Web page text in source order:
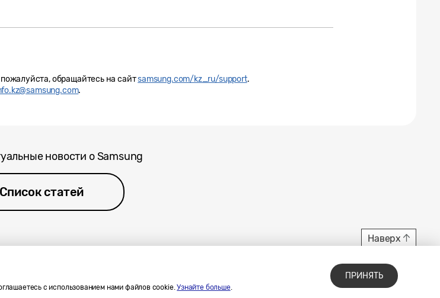
с использованием нами файлов cookie.Узнайте больше.
ПРИНЯТЬ
обращайтесь на сайтsamsung.com/kz_ru/support.
.
новости о Samsung
Список статей
Наверх